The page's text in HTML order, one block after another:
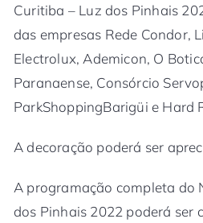
Curitiba – Luz dos Pinhais
das empresas Rede Condor,
Electrolux, Ademicon, O
Paranaense, Consórcio
ParkShoppingBarigüi e Hard
A decoração poderá ser
A programação completa do
dos Pinhais 2022 poderá ser